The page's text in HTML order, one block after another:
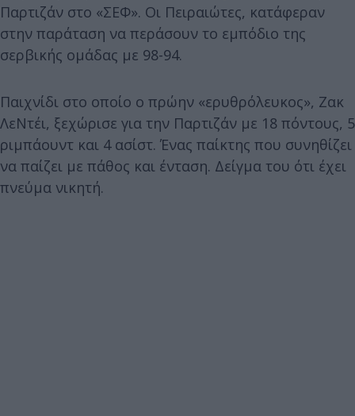
Παρτιζάν στο «ΣΕΦ». Οι Πειραιώτες, κατάφεραν
στην παράταση να περάσουν το εμπόδιο της
σερβικής ομάδας με 98-94.
Παιχνίδι στο οποίο ο πρώην «ερυθρόλευκος», Ζακ
ΛεΝτέι, ξεχώρισε για την Παρτιζάν με 18 πόντους, 5
ριμπάουντ και 4 ασίστ. Ένας παίκτης που συνηθίζει
να παίζει με πάθος και ένταση. Δείγμα του ότι έχει
πνεύμα νικητή.